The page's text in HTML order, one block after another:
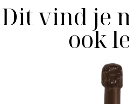
Dit vind je
ook